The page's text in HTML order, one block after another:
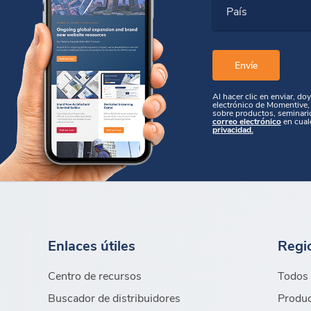
País
Al hacer clic en enviar,
electrónico de
sobre productos,
correo electrónicoen
privacidad.
Enlaces útiles
Centro de recursos
Buscador de distribuidores